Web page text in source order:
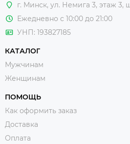
г. Минск, ул. Немига 3, этаж 3,
Ежедневно с 10:00 до 21:00
УНП: 193827185
КАТАЛОГ
Мужчинам
Женщинам
ПОМОЩЬ
Как оформить заказ
Доставка
Оплата